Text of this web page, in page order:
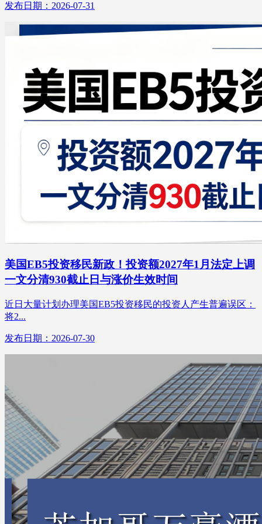
发布日期：2026-07-31
美国EB5投资移民新政！投资额2027年1月法定上调
一文分清930截止日与涨价生效时间
近日大量计划办理美国EB5投资移民的投资人产生普遍误区：
将2...
发布日期：2026-07-30